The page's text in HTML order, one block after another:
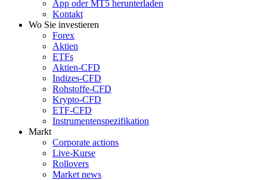
App oder MT5 herunterladen
Kontakt
Wo Sie investieren
Forex
Aktien
ETFs
Aktien-CFD
Indizes-CFD
Rohstoffe-CFD
Krypto-CFD
ETF-CFD
Instrumentenspezifikation
Markt
Corporate actions
Live-Kurse
Rollovers
Market news